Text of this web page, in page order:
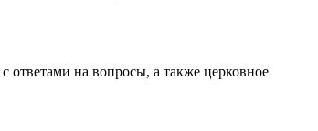
ответами на вопросы, а также церковное